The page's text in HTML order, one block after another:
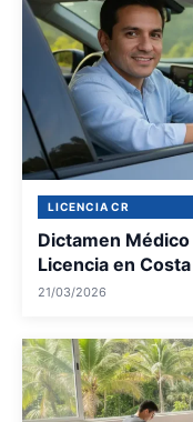
LICENCIA CR
Dictamen
Licencia en
21/03/2026